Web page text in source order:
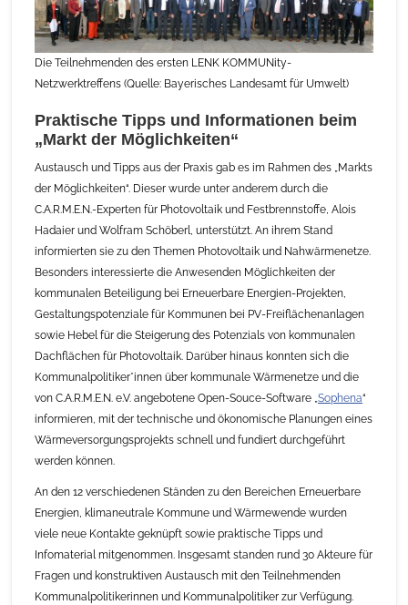
Die Teilnehmenden des ersten LENK KOMMUNity-
Netzwerktreffens (Quelle: Bayerisches Landesamt für Umwelt)
Praktische Tipps und Informationen beim
„Markt der Möglichkeiten“
Austausch und Tipps aus der Praxis gab es im Rahmen des „Markts
der Möglichkeiten“. Dieser wurde unter anderem durch die
C.A.R.M.E.N.-Experten für Photovoltaik und Festbrennstoffe, Alois
Hadaier und Wolfram Schöberl, unterstützt. An ihrem Stand
informierten sie zu den Themen Photovoltaik und Nahwärmenetze.
Besonders interessierte die Anwesenden Möglichkeiten der
kommunalen Beteiligung bei Erneuerbare Energien-Projekten,
Gestaltungspotenziale für Kommunen bei PV-Freiflächenanlagen
sowie Hebel für die Steigerung des Potenzials von kommunalen
Dachflächen für Photovoltaik. Darüber hinaus konnten sich die
Kommunalpolitiker*innen über kommunale Wärmenetze und die
von C.A.R.M.E.N. e.V. angebotene Open-Souce-Software „Sophena“
informieren, mit der technische und ökonomische Planungen eines
Wärmeversorgungsprojekts schnell und fundiert durchgeführt
werden können.
An den 12 verschiedenen Ständen zu den Bereichen Erneuerbare
Energien, klimaneutrale Kommune und Wärmewende wurden
viele neue Kontakte geknüpft sowie praktische Tipps und
Infomaterial mitgenommen. Insgesamt standen rund 30 Akteure für
Fragen und konstruktiven Austausch mit den Teilnehmenden
Kommunalpolitikerinnen und Kommunalpolitiker zur Verfügung.